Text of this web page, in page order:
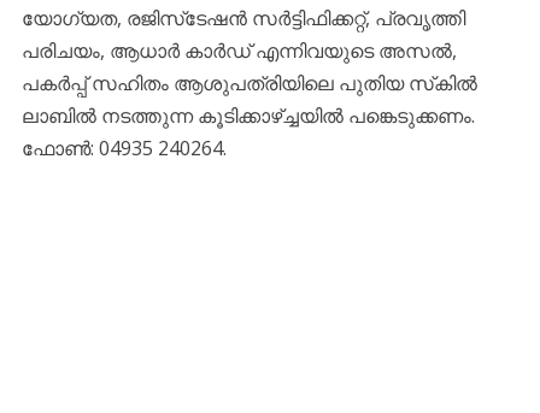
യോഗ്യത, രജിസ്‌ടേഷൻ സർട്ടിഫിക്കറ്റ്, പ്രവൃത്തി
പരിചയം, ആധാർ കാർഡ് എന്നിവയുടെ അസൽ,
പകർപ്പ് സഹിതം ആശുപത്രിയിലെ പുതിയ സ്‌കിൽ
ലാബിൽ നടത്തുന്ന കൂടിക്കാഴ്ച്ചയിൽ പങ്കെടുക്കണം.
ഫോൺ: 04935 240264.